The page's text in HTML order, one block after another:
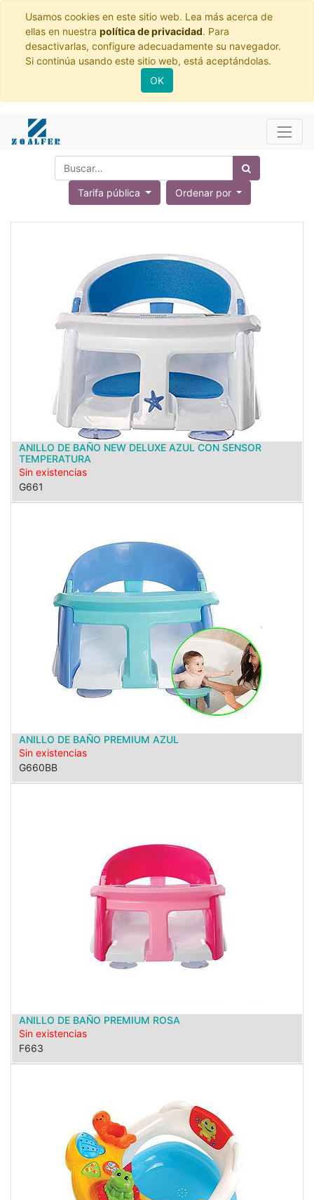
Usamos cookies en este sitio web. Lea más acerca de
ellas en nuestra política de privacidad. Para
desactivarlas, configure adecuadamente su navegador.
Si continúa usando este sitio web, está aceptándolas.
OK
Tarifa pública Ordenar por
ANILLO DE BAÑO NEW DELUXE AZUL CON SENSOR
TEMPERATURA
Sin existencias
G661
ANILLO DE BAÑO PREMIUM AZUL
Sin existencias
G660BB
ANILLO DE BAÑO PREMIUM ROSA
Sin existencias
F663